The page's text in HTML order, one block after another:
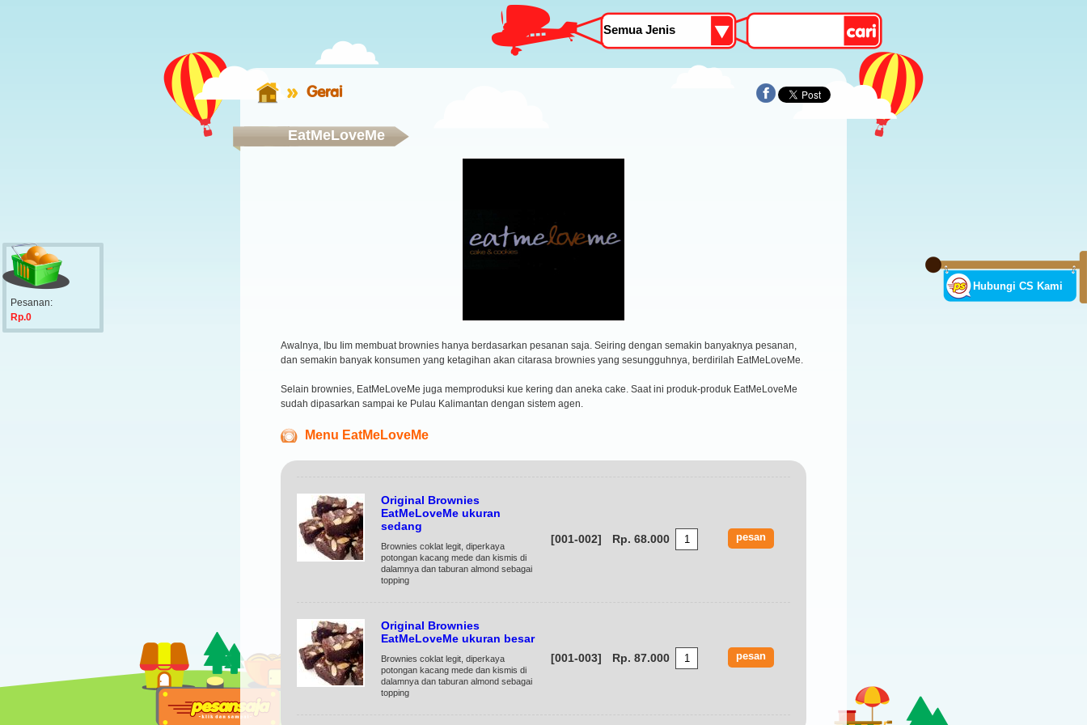
Hubungi CS Kami
Pesanan:
Rp.0
Gerai
EatMeLoveMe
Awalnya, Ibu Iim membuat brownies hanya berdasarkan pesanan saja. Seiring dengan semakin banyaknya pesanan,
dan semakin banyak konsumen yang ketagihan akan citarasa brownies yang sesungguhnya, berdirilah EatMeLoveMe.
Selain brownies, EatMeLoveMe juga memproduksi kue kering dan aneka cake. Saat ini produk-produk EatMeLoveMe
sudah dipasarkan sampai ke Pulau Kalimantan dengan sistem agen.
Menu EatMeLoveMe
Original Brownies
EatMeLoveMe ukuran
sedang
Brownies coklat legit, diperkaya
potongan kacang mede dan kismis di
dalamnya dan taburan almond sebagai
topping
[001-002] Rp. 68.000
Original Brownies
EatMeLoveMe ukuran besar
Brownies coklat legit, diperkaya
potongan kacang mede dan kismis di
dalamnya dan taburan almond sebagai
topping
[001-003] Rp. 87.000